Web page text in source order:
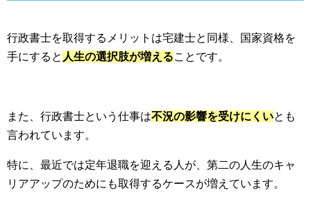
行政書士を取得するメリットは宅建士と同様、国家資格を
手にすると 人生の選択肢が増えることです。
また、行政書士という仕事は不況の影響を受けにくいとも
言われています。
特に、最近では定年退職を迎える人が、第二の人生のキャ
リアアップのためにも取得するケースが増えています。